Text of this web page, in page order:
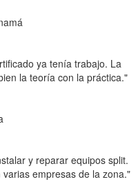
ya tenía trabajo. La
la teoría con la práctica."
y reparar equipos split.
empresas de la zona."